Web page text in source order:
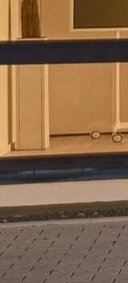
sich dort neben
können diese durch
zu offenen
was mehr Spielraum
mit
der
nur die Wirkung der
gesetzt, die sich
befindet.
installiert, die ihren
werfen. Natürliches
Fenster ermöglicht.
bis ins
Raumkonzept. Das
verlegt
Räume und